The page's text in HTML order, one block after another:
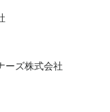
ーズ株式会社